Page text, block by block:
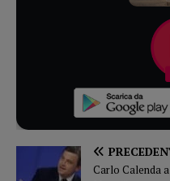
Carlo Calenda